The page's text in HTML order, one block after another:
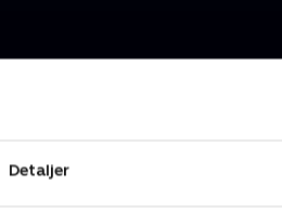
Detaljer